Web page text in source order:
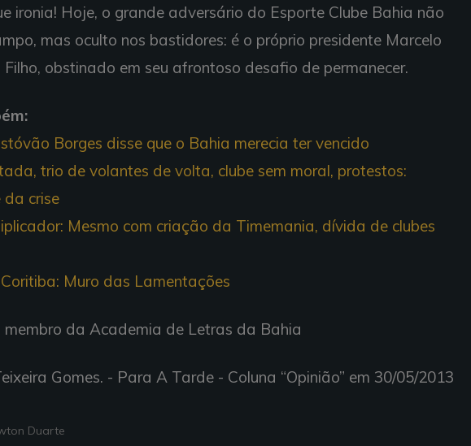
ironia! Hoje, o grande adversário do Esporte Clube Bahia não
mas oculto nos bastidores: é o próprio presidente Marcelo
Filho, obstinado em seu afrontoso desafio de permanecer.
Borges disse que o Bahia merecia ter vencido
trio de volantes de volta, clube sem moral, protestos:
crise
Mesmo com criação da Timemania, dívida de clubes
Muro das Lamentações
membro da Academia de Letras da Bahia
Gomes. - Para A Tarde - Coluna “Opinião” em 30/05/2013
Duarte